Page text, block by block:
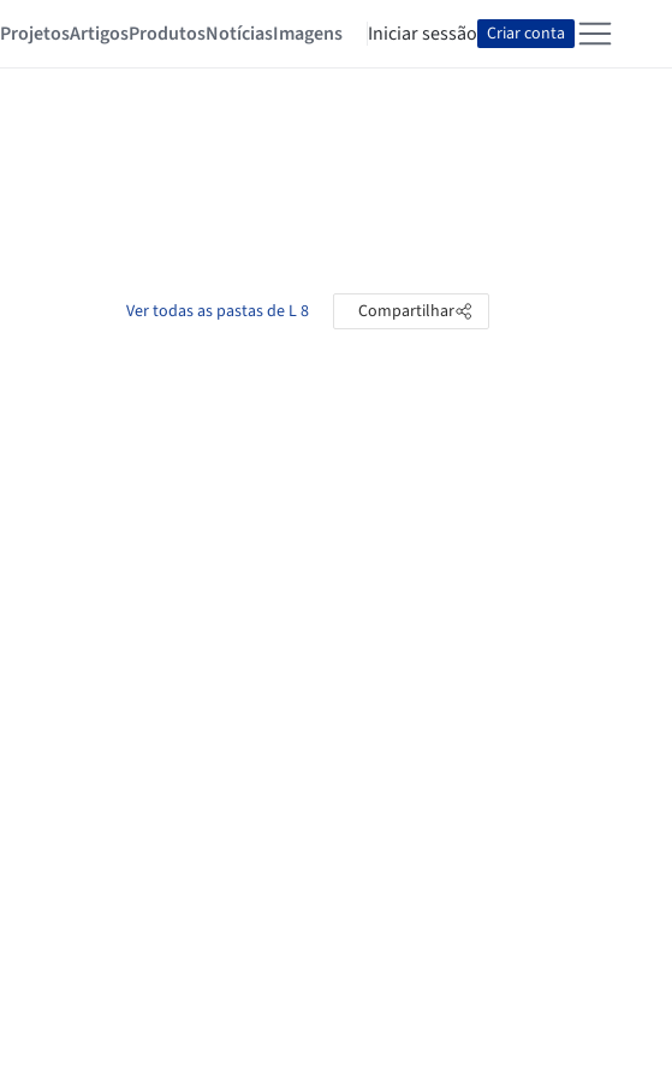
ProjetosArtigosProdutosNotíciasImagens Iniciar sessão Criar conta
Ver todas as pastas de L 8 Compartilhar